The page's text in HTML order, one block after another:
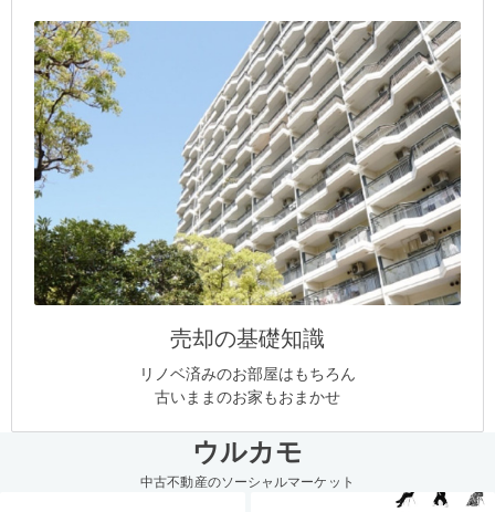
売却の基礎知識
リノベ済みのお部屋はもちろん
古いままのお家もおまかせ
ウルカモ
中古不動産のソーシャルマーケット